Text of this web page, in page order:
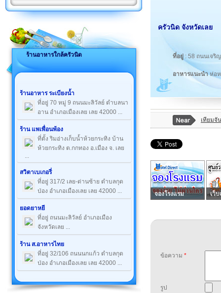
ร้านอาหารใกล้ครัวนิด
ร้านอาหาร ระเบียงน้ำ
ที่อยู่ 70 หมู่ 9 ถนนมะลิวัลย์ ตำบลนา
อาน อำเภอเมืองเลย เลย 42000 ...
ร้าน แพเพื่อนพ้อง
ที่ตั้ง ริมอ่างเก็บน้ำห้วยกระทิง บ้าน
ห้วยกระทิง ต.กกทอง อ.เมือง จ. เลย
...
สวิตาเบเกอรี่
ที่อยู่ 317/2 เลย-ด่านซ้าย ตำบลกุด
ป่อง อำเภอเมืองเลย เลย 42000 ...
ยอดยาหยี
ที่อยู่ ถนนมะลิวัลย์ อำเภอเมือง
จังหวัดเลย ...
ร้าน ส.อาหารไทย
ที่อยู่ 32/106 ถนนนกแก้ว ตำบลกุด
ป่อง อำเภอเมืองเลย เลย 42000 ...
ครัวนิด จังหวัดเลย
ที่อยู่ : 58 ถนนเจริ
อาหารแนะนำห่อห
เทียมจั
จองโรงแรม เว็บ
ข้อความ *
รูป